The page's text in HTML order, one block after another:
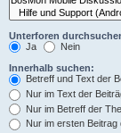
Unterforen
Ja
Nein
Innerhalb suchen:
Betreff und Text der
Nur im Text der
Nur im Betreff der
Nur im ersten Beitrag